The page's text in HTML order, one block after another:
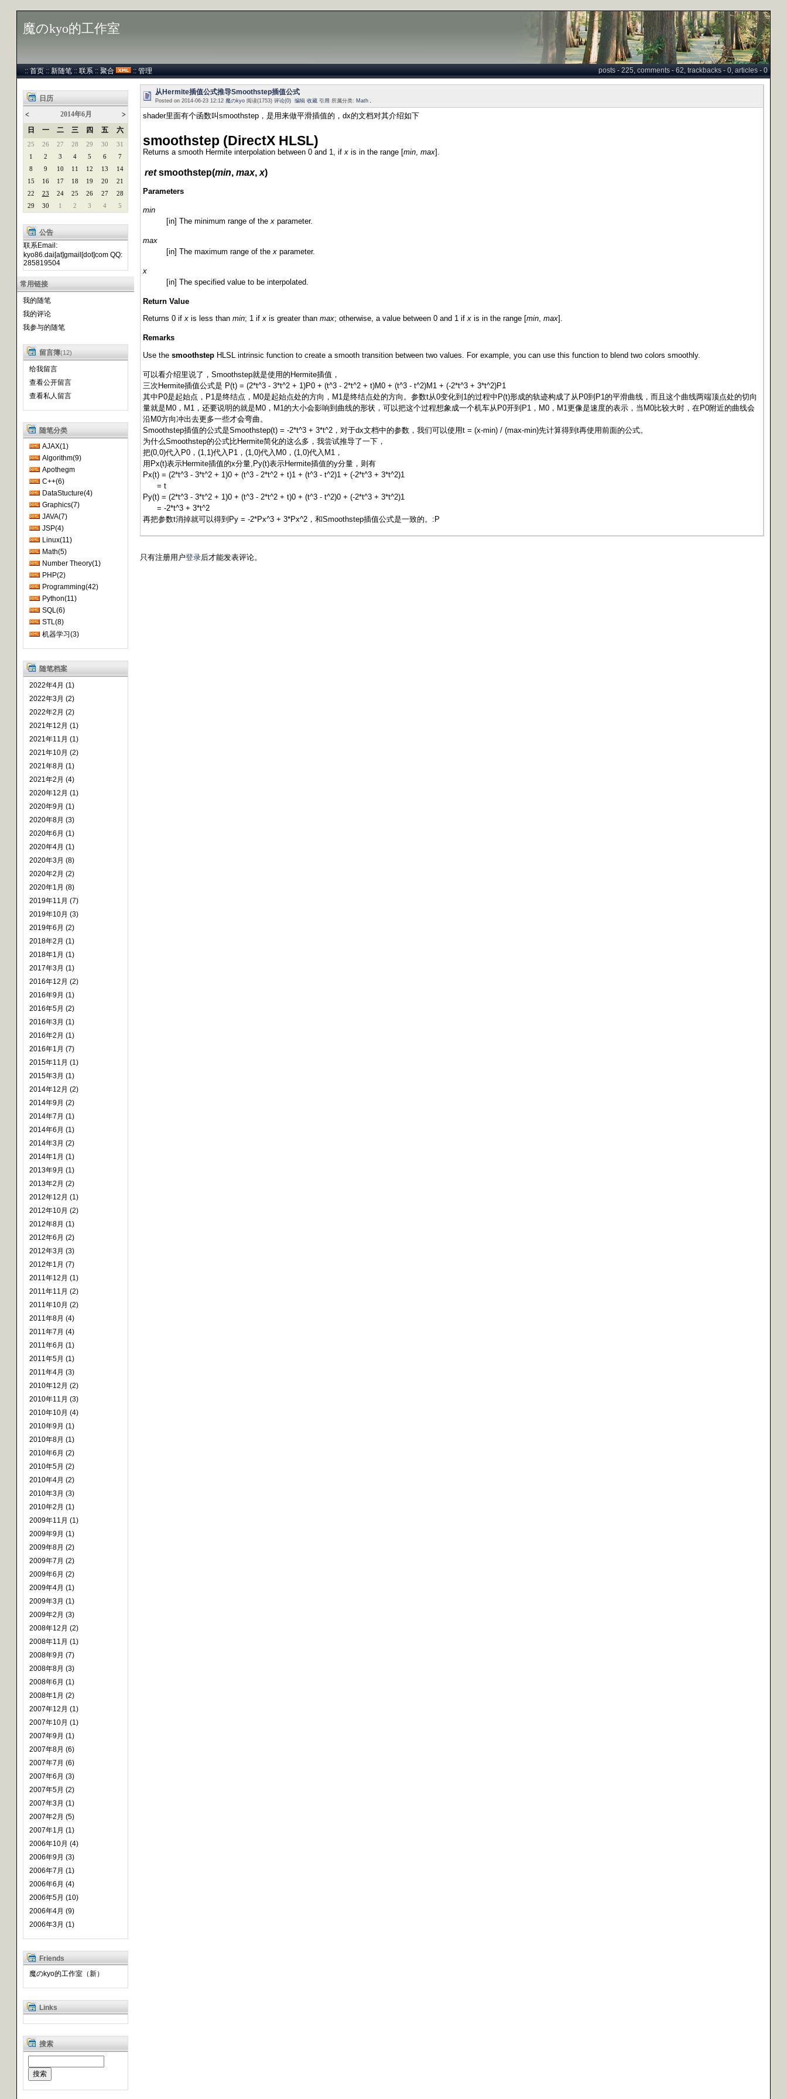
魔のkyo的工作室
posts - 225, comments - 62, trackbacks - 0, articles - 0
:: 首页 :: 新随笔 :: 联系 :: 聚合 :: 管理
日历
<
2014年6月
>
日
一 二 三 四 五 六
25 26 27 28 29 30
31
1
2 3 4 5 6
7
8
9 10 11 12 13
14
15
16 17 18 19 20
21
22
23 24 25 26 27
28
29
30 1 2 3 4 5
公告
联系Email:
kyo86.dai[at]gmail[dot]com QQ:
285819504
常用链接
我的随笔
我的评论
我参与的随笔
留言簿(12)
给我留言
查看公开留言
查看私人留言
随笔分类
AJAX(1)
Algorithm(9)
Apothegm
C++(6)
DataStucture(4)
Graphics(7)
JAVA(7)
JSP(4)
Linux(11)
Math(5)
Number Theory(1)
PHP(2)
Programming(42)
Python(11)
SQL(6)
STL(8)
机器学习(3)
随笔档案
2022年4月 (1)
2022年3月 (2)
2022年2月 (2)
2021年12月 (1)
2021年11月 (1)
2021年10月 (2)
2021年8月 (1)
2021年2月 (4)
2020年12月 (1)
2020年9月 (1)
2020年8月 (3)
2020年6月 (1)
2020年4月 (1)
2020年3月 (8)
2020年2月 (2)
2020年1月 (8)
2019年11月 (7)
2019年10月 (3)
2019年6月 (2)
2018年2月 (1)
2018年1月 (1)
2017年3月 (1)
2016年12月 (2)
2016年9月 (1)
2016年5月 (2)
2016年3月 (1)
2016年2月 (1)
2016年1月 (7)
2015年11月 (1)
2015年3月 (1)
2014年12月 (2)
2014年9月 (2)
2014年7月 (1)
2014年6月 (1)
2014年3月 (2)
2014年1月 (1)
2013年9月 (1)
2013年2月 (2)
2012年12月 (1)
2012年10月 (2)
2012年8月 (1)
2012年6月 (2)
2012年3月 (3)
2012年1月 (7)
2011年12月 (1)
2011年11月 (2)
2011年10月 (2)
2011年8月 (4)
2011年7月 (4)
2011年6月 (1)
2011年5月 (1)
2011年4月 (3)
2010年12月 (2)
2010年11月 (3)
2010年10月 (4)
2010年9月 (1)
2010年8月 (1)
2010年6月 (2)
2010年5月 (2)
2010年4月 (2)
2010年3月 (3)
2010年2月 (1)
2009年11月 (1)
2009年9月 (1)
2009年8月 (2)
2009年7月 (2)
2009年6月 (2)
2009年4月 (1)
2009年3月 (1)
2009年2月 (3)
2008年12月 (2)
2008年11月 (1)
2008年9月 (7)
2008年8月 (3)
2008年6月 (1)
2008年1月 (2)
2007年12月 (1)
2007年10月 (1)
2007年9月 (1)
2007年8月 (6)
2007年7月 (6)
2007年6月 (3)
2007年5月 (2)
2007年3月 (1)
2007年2月 (5)
2007年1月 (1)
2006年10月 (4)
2006年9月 (3)
2006年7月 (1)
2006年6月 (4)
2006年5月 (10)
2006年4月 (9)
2006年3月 (1)
Friends
魔のkyo的工作室（新）
Links
搜索
从Hermite插值公式推导Smoothstep插值公式
Posted on 2014-06-23 12:12 魔のkyo 阅读(1753) 评论(0) 编辑 收藏 引用 所属分类: Math
shader里面有个函数叫smoothstep，是用来做平滑插值的，dx的文档对其介绍如下
smoothstep (DirectX HLSL)
Returns a smooth Hermite interpolation between 0 and 1, ifx is in the range [min, max].
retsmoothstep(min, max, x)
Parameters
min
[in] The minimum range of the x parameter.
max
[in] The maximum range of the x parameter.
x
[in] The specified value to be interpolated.
Return Value
Returns 0 ifx is less than min; 1 ifx is greater than max; otherwise, a value between 0 and 1 ifx is in the range [min, max].
Remarks
Use the smoothstep HLSL intrinsic function to create a smooth transition between two values. For example, you can use this function to blend two colors smoothly.
可以看介绍里说了，Smoothstep就是使用的Hermite插值，
三次Hermite插值公式是 P(t) = (2*t^3 - 3*t^2 + 1)P0 + (t^3 - 2*t^2 + t)M0 + (t^3 - t^2)M1 + (-2*t^3 + 3*t^2)P1
其中P0是起始点，P1是终结点，M0是起始点处的方向，M1是终结点处的方向。参数t从0变化到1的过程中P(t)形成的轨迹构成了从P0到P1的平滑曲线，而且这个曲线两端顶点处的切向
量就是M0，M1，还要说明的就是M0，M1的大小会影响到曲线的形状，可以把这个过程想象成一个机车从P0开到P1，M0，M1更像是速度的表示，当M0比较大时，在P0附近的曲线会
沿M0方向冲出去更多一些才会弯曲。
Smoothstep插值的公式是Smoothstep(t) = -2*t^3 + 3*t^2，对于dx文档中的参数，我们可以使用t = (x-min) / (max-min)先计算得到t再使用前面的公式。
为什么Smoothstep的公式比Hermite简化的这么多，我尝试推导了一下，
把(0,0)代入P0，(1,1)代入P1，(1,0)代入M0，(1,0)代入M1，
用Px(t)表示Hermite插值的x分量,Py(t)表示Hermite插值的y分量，则有
Px(t) = (2*t^3 - 3*t^2 + 1)0 + (t^3 - 2*t^2 + t)1 + (t^3 - t^2)1 + (-2*t^3 + 3*t^2)1
= t
Py(t) = (2*t^3 - 3*t^2 + 1)0 + (t^3 - 2*t^2 + t)0 + (t^3 - t^2)0 + (-2*t^3 + 3*t^2)1
= -2*t^3 + 3*t^2
再把参数t消掉就可以得到Py = -2*Px^3 + 3*Px^2，和Smoothstep插值公式是一致的。:P
只有注册用户登录后才能发表评论。